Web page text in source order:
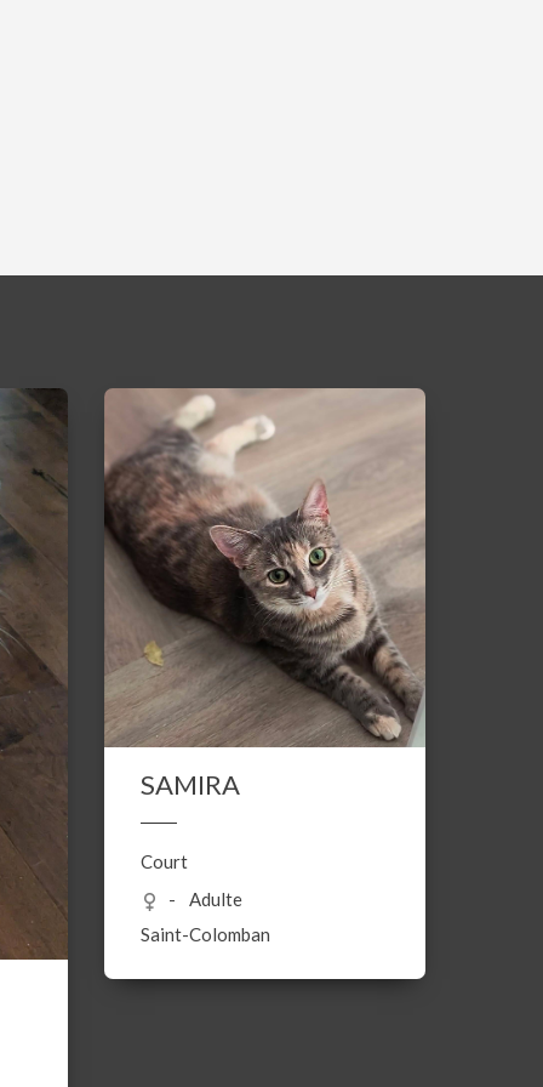
SAMIRA
Court
Adulte
Saint-Colomban